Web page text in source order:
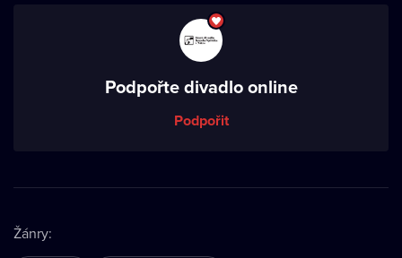
Podpořte divadlo online
Podpořit
Žánry: